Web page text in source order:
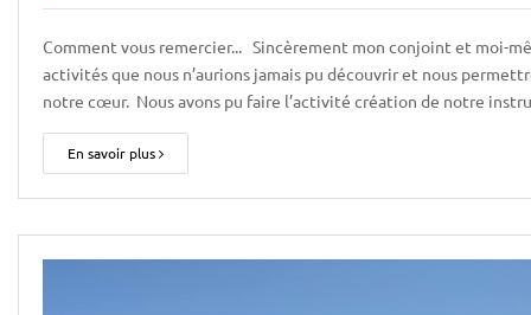
Comment vous remercier... Sincèrement mon conjoint et moi-
activités que nous n’aurions jamais pu découvrir et nous
notre cœur. Nous avons pu faire l’activité création de notre
En savoir plus